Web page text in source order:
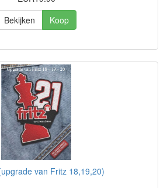
Bekijken
Koop
van Fritz 18,19,20)